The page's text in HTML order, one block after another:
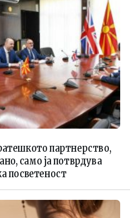
партнерство,
само ја потврдува
посветеност